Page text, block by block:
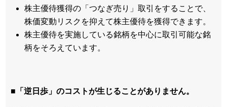
株主優待獲得の「つなぎ売り」取引をすることで、
株価変動リスクを抑えて株主優待を獲得できます。
株主優待を実施している銘柄を中心に取引可能な銘
柄をそろえています。
■「逆日歩」のコストが生じることがありません。